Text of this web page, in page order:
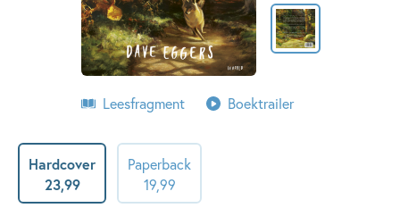
Leesfragment Boektrailer
Hardcover
23,99
Paperback
19,99